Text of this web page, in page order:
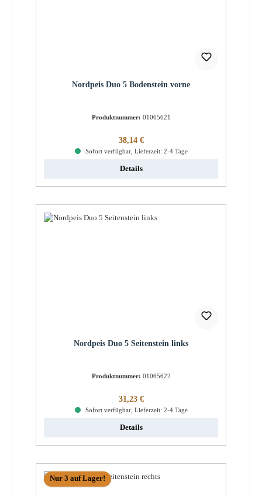
Nordpeis Duo 5 Bodenstein vorne
Produktnummer: 01065621
Regulärer Preis:
38,14 €
Sofort verfügbar, Lieferzeit: 2-4 Tage
Details
Nordpeis Duo 5 Seitenstein links
Produktnummer: 01065622
Regulärer Preis:
31,23 €
Sofort verfügbar, Lieferzeit: 2-4 Tage
Details
Nur 3 auf Lager!